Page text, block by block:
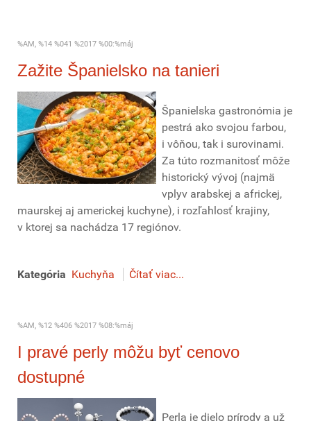
%AM, %14 %041 %2017 %00:%máj
Zažite Španielsko na tanieri
Španielska gastronómia je
pestrá ako svojou farbou,
i vôňou, tak i surovinami.
Za túto rozmanitosť môže
historický vývoj (najmä
vplyv arabskej a africkej,
maurskej aj americkej kuchyne), i rozľahlosť krajiny,
v ktorej sa nachádza 17 regiónov.
Kategória Kuchyňa Čítať viac...
%AM, %12 %406 %2017 %08:%máj
I pravé perly môžu byť cenovo
dostupné
Perla je dielo prírody a už